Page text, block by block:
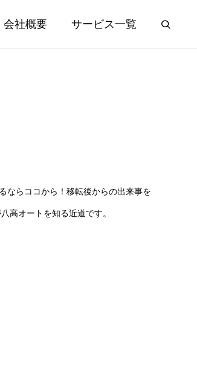
会社概要 サービス一覧
ならココから！移転後からの出来事を
高オートを知る近道です。